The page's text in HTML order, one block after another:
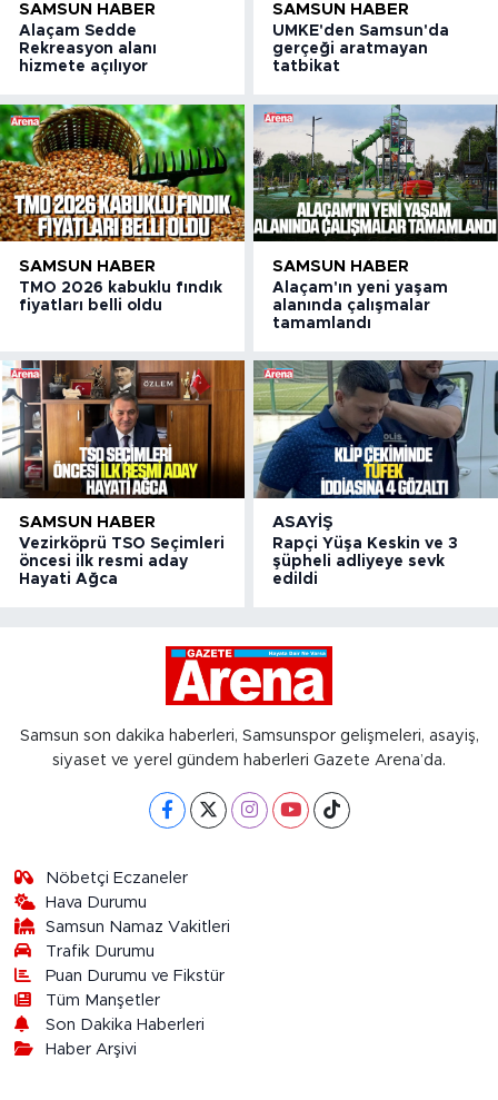
SAMSUN HABER
Alaçam Sedde
Rekreasyon alanı
hizmete açılıyor
SAMSUN HABER
UMKE'den Samsun'da
gerçeği aratmayan
tatbikat
SAMSUN HABER
TMO 2026 kabuklu fındık
fiyatları belli oldu
SAMSUN HABER
Alaçam'ın yeni yaşam
alanında çalışmalar
tamamlandı
SAMSUN HABER
Vezirköprü TSO Seçimleri
öncesi ilk resmi aday
Hayati Ağca
ASAYIŞ
Rapçi Yüşa Keskin ve 3
şüpheli adliyeye sevk
edildi
Samsun son dakika haberleri, Samsunspor gelişmeleri, asayiş,
siyaset ve yerel gündem haberleri Gazete Arena’da.
Nöbetçi Eczaneler
Hava Durumu
Samsun Namaz Vakitleri
Trafik Durumu
Puan Durumu ve Fikstür
Tüm Manşetler
Son Dakika Haberleri
Haber Arşivi